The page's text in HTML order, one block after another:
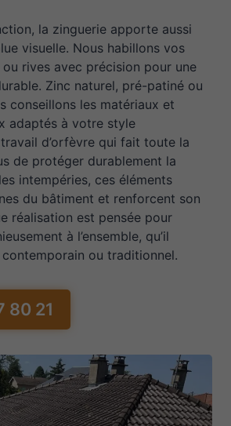
la zinguerie apporte aussi
visuelle. Nous habillons vos
ou rives avec précision pour une
Zinc naturel, pré-patiné ou
conseillons les matériaux et
adaptés à votre style
d’orfèvre qui fait toute la
de protéger durablement la
intempéries, ces éléments
du bâtiment et renforcent son
réalisation est pensée pour
à l’ensemble, qu’il
contemporain ou traditionnel.
80 21